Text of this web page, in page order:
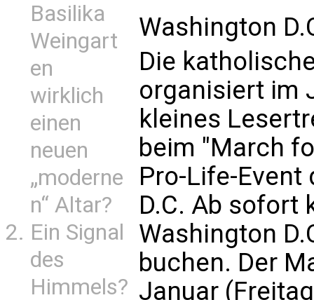
Basilika
Weingart
en
wirklich
einen
neuen
„moderne
n“ Altar?
Ein Signal
des
Himmels?
Washington
Die
organisiert im
kleines
beim "March
Pro-Life-Event
D.C. Ab sofort
Washington
buchen. Der
Januar